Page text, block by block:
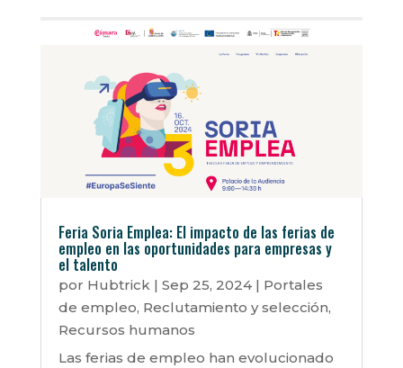
Feria Soria Emplea: El impacto de las ferias de
empleo en las oportunidades para empresas y
el talento
por Hubtrick| Sep 25, 2024| Portales
de empleo, Reclutamiento y selección,
Recursos humanos
Las ferias de empleo han evolucionado